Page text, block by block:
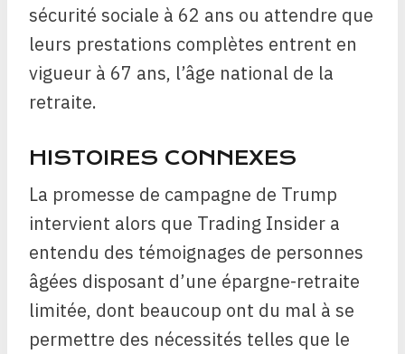
sécurité sociale à 62 ans ou attendre que
leurs prestations complètes entrent en
vigueur à 67 ans, l’âge national de la
retraite.
HISTOIRES CONNEXES
La promesse de campagne de Trump
intervient alors que Trading Insider a
entendu des témoignages de personnes
âgées disposant d’une épargne-retraite
limitée, dont beaucoup ont du mal à se
permettre des nécessités telles que le